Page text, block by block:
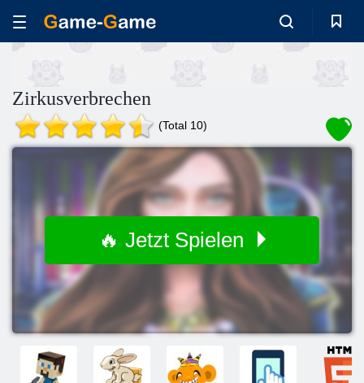
Zirkusverbrechen
(Total 10)
🔥 Jetzt Spielen